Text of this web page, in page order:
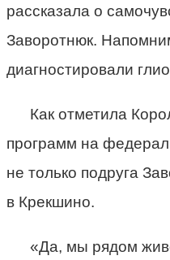
рассказала о
Заворотнюк.
диагностировали
Как отметила
программ на
не только подруга
в Крекшино.
«Да, мы рядом